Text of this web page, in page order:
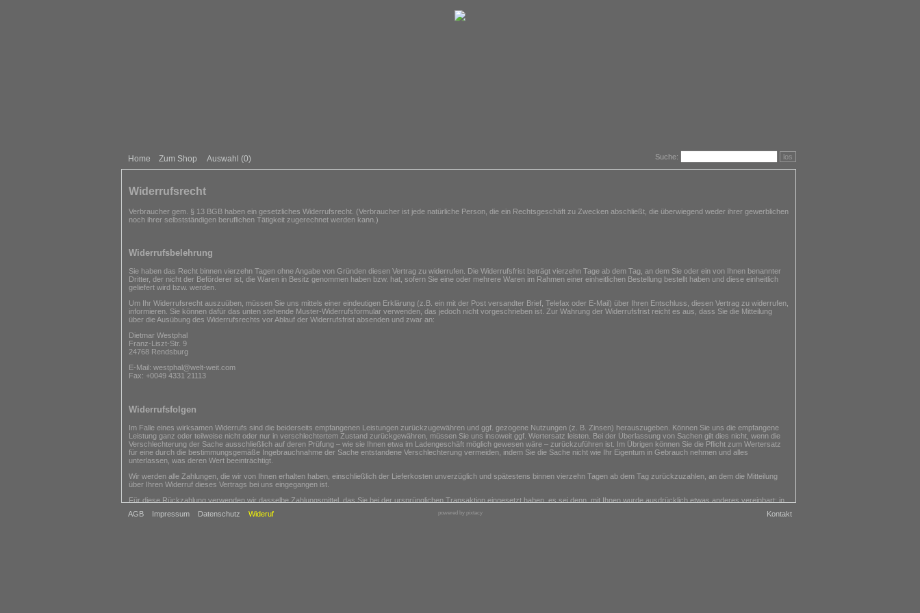
Home Zum Shop Auswahl (0) Suche: los
AGB Impressum Datenschutz Wideruf powered by pixtacy Kontakt
Widerrufsrecht
Verbraucher gem. § 13 BGB haben ein gesetzliches Widerrufsrecht. (Verbraucher ist jede natürliche Person, die ein Rechtsgeschäft zu Zwecken abschließt, die überwiegend weder ihrer gewerblichen
noch ihrer selbstständigen beruflichen Tätigkeit zugerechnet werden kann.)
Widerrufsbelehrung
Sie haben das Recht binnen vierzehn Tagen ohne Angabe von Gründen diesen Vertrag zu widerrufen. Die Widerrufsfrist beträgt vierzehn Tage ab dem Tag, an dem Sie oder ein von Ihnen benannter
Dritter, der nicht der Beförderer ist, die Waren in Besitz genommen haben bzw. hat, sofern Sie eine oder mehrere Waren im Rahmen einer einheitlichen Bestellung bestellt haben und diese einheitlich
geliefert wird bzw. werden.
Um Ihr Widerrufsrecht auszuüben, müssen Sie uns mittels einer eindeutigen Erklärung (z.B. ein mit der Post versandter Brief, Telefax oder E-Mail) über Ihren Entschluss, diesen Vertrag zu widerrufen,
informieren. Sie können dafür das unten stehende Muster-Widerrufsformular verwenden, das jedoch nicht vorgeschrieben ist. Zur Wahrung der Widerrufsfrist reicht es aus, dass Sie die Mitteilung
über die Ausübung des Widerrufsrechts vor Ablauf der Widerrufsfrist absenden und zwar an:
Dietmar Westphal
Franz-Liszt-Str. 9
24768 Rendsburg
E-Mail: westphal@welt-weit.com
Fax: +0049 4331 21113
Widerrufsfolgen
Im Falle eines wirksamen Widerrufs sind die beiderseits empfangenen Leistungen zurückzugewähren und ggf. gezogene Nutzungen (z. B. Zinsen) herauszugeben. Können Sie uns die empfangene
Leistung ganz oder teilweise nicht oder nur in verschlechtertem Zustand zurückgewähren, müssen Sie uns insoweit ggf. Wertersatz leisten. Bei der Überlassung von Sachen gilt dies nicht, wenn die
Verschlechterung der Sache ausschließlich auf deren Prüfung – wie sie Ihnen etwa im Ladengeschäft möglich gewesen wäre – zurückzuführen ist. Im Übrigen können Sie die Pflicht zum Wertersatz
für eine durch die bestimmungsgemäße Ingebrauchnahme der Sache entstandene Verschlechterung vermeiden, indem Sie die Sache nicht wie Ihr Eigentum in Gebrauch nehmen und alles
unterlassen, was deren Wert beeinträchtigt.
Wir werden alle Zahlungen, die wir von Ihnen erhalten haben, einschließlich der Lieferkosten unverzüglich und spätestens binnen vierzehn Tagen ab dem Tag zurückzuzahlen, an dem die Mitteilung
über Ihren Widerruf dieses Vertrags bei uns eingegangen ist.
Für diese Rückzahlung verwenden wir dasselbe Zahlungsmittel, das Sie bei der ursprünglichen Transaktion eingesetzt haben, es sei denn, mit Ihnen wurde ausdrücklich etwas anderes vereinbart; in